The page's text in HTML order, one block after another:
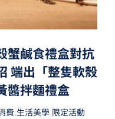
蟹鹹食禮盒對抗
端出「整隻軟殼
醬拌麵禮盒
費,生活美學,限定活動